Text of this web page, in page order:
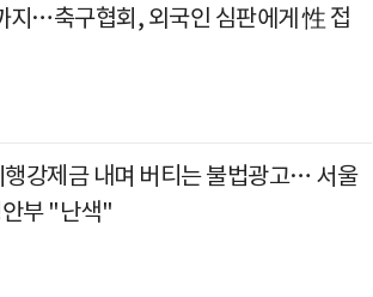
지…축구협회, 외국인 심판에게 性 접
강제금 내며 버티는 불법광고… 서울
부 "난색"